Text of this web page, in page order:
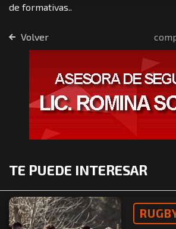
de formativas..
Volver
TE PUEDE INTERESAR